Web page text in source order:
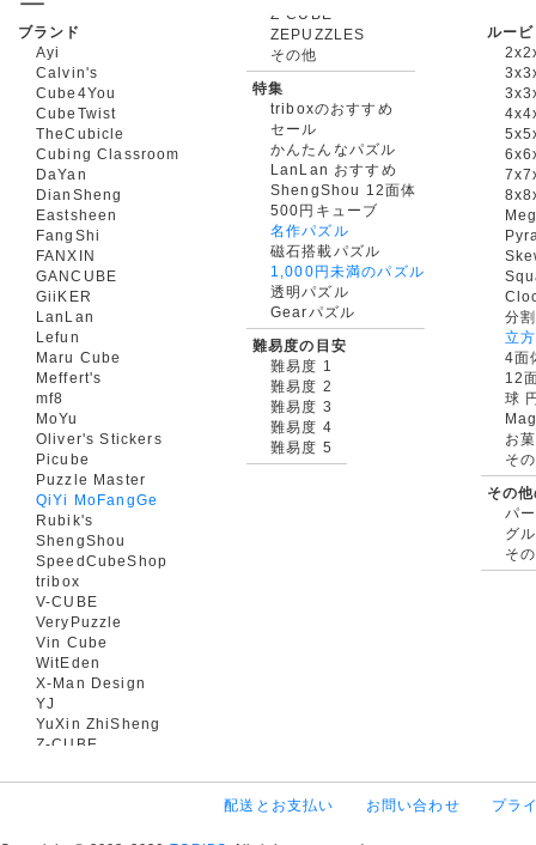
ブランド
Ayi
Calvin's
Cube4You
CubeTwist
TheCubicle
Cubing Classroom
DaYan
DianSheng
Eastsheen
FangShi
FANXIN
GANCUBE
GiiKER
LanLan
Lefun
Maru Cube
Meffert's
mf8
MoYu
Oliver's Stickers
Picube
Puzzle Master
QiYi MoFangGe
Rubik's
ShengShou
SpeedCubeShop
tribox
V-CUBE
VeryPuzzle
Vin Cube
WitEden
X-Man Design
YJ
YuXin ZhiSheng
Z-CUBE
ZEPUZZLES
その他
特集
triboxのおすすめ
セール
かんたんなパズル
LanLan おすすめ
ShengShou 12面体
500円キューブ
名作パズル
磁石搭載パズル
1,000円未満のパズル
透明パズル
Gearパズル
難易度の目安
難易度 1
難易度 2
難易度 3
難易度 4
難易度 5
ルー
分
立
4面
12
球
お
そ
その
パ
グ
そ
配送とお支払い お問い合わせ プラ